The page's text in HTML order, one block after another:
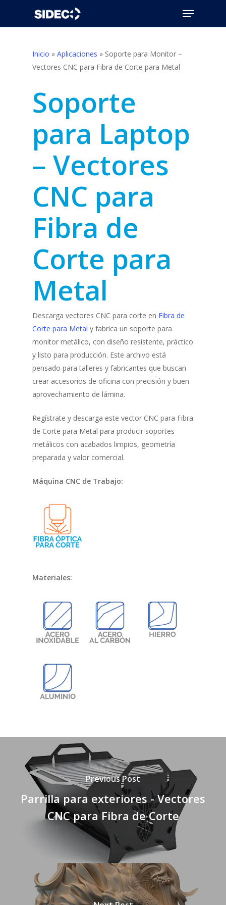
Menu
Inicio » Aplicaciones » Soporte para Monitor –
Vectores CNC para Fibra de Corte para Metal
Soporte
para Laptop
– Vectores
CNC para
Fibra de
Corte para
Metal
Descarga vectores CNC para corte en Fibra de
Corte para Metal y fabrica un soporte para
monitor metálico, con diseño resistente, práctico
y listo para producción. Este archivo está
pensado para talleres y fabricantes que buscan
crear accesorios de oficina con precisión y buen
aprovechamiento de lámina.
Regístrate y descarga este vector CNC para Fibra
de Corte para Metal para producir soportes
metálicos con acabados limpios, geometría
preparada y valor comercial.
Máquina CNC de Trabajo:
Materiales:
Previous Post
Parrilla para exteriores - Vectores
CNC para Fibra de Corte